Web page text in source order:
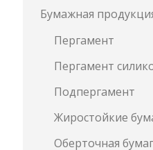
Бумажная
Пергамент
Пергамент
Подпергамент
Жиростойкие
Оберточная